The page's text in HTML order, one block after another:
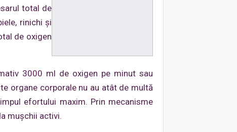
total de
rinichi şi
de oxigen
3000 ml de oxigen pe minut sau
organe corporale nu au atât de multă
efortului maxim. Prin mecanisme
muşchii activi.